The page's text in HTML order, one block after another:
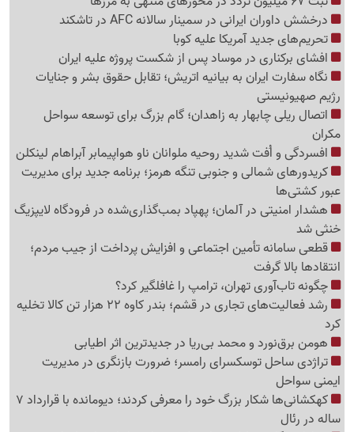
درخشش داوران ایرانی در سمینار سالانه AFC در تاشکند
تحریم‌های جدید آمریکا علیه کوبا
افشای برکناری در موساد پس از شکست پروژه علیه ایران
نگاه سفارت ایران به بیانیه اتریش؛ تقابل حقوق بشر و جنایات
رژیم صهیونیستی
اتصال ریلی چابهار به زاهدان؛ گام بزرگ برای توسعه سواحل
مکران
افسردگی و اُفت شدید روحیه ملوانان ناو هواپیمابر آبراهام لینکلن
کریدورهای شمالی و جنوبی تنگه هرمز؛ برنامه جدید برای مدیریت
عبور کشتی‌ها
هشدار امنیتی در آلمان؛ پهپاد بمب‌گذاری‌شده در فرودگاه لایپزیگ
خنثی شد
قطعی سامانه تأمین اجتماعی و افزایش پرداخت از جیب مردم؛
انتقادها بالا گرفت
چگونه تاب‌آوری تهران، ترامپ را غافلگیر کرد؟
رشد فعالیت‌های تجاری در قشم؛ بندر کاوه 22 هزار تن کالا تخلیه
کرد
هومن برق‌نورد و محمد بی‌ریا در جدیدترین اثر اطیابی
تراژدی ساحل توسکسرای رامسر؛ ضرورت بازنگری در مدیریت
ایمنی سواحل
کهکشانی‌ها شکار بزرگ خود را معرفی کردند؛ دیومانده با قرارداد 7
ساله در رئال